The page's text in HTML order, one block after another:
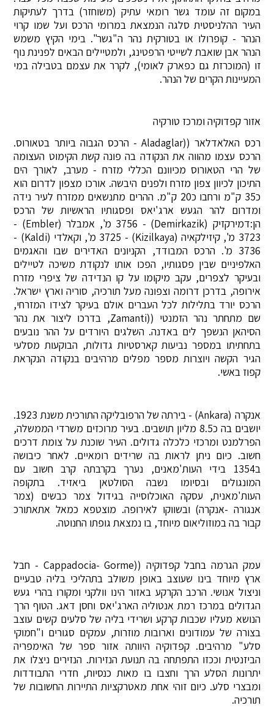
במקום זה עומד גשר רומאי עתיק (משוחזר) בדרך לעתיקות
העיר ההלניסטית סלגה הנמצאת במרומי הרכס ועל שמו קרוי
הנהר - קופרולו או בטורקית נהר ה"גשר". בימי הקיץ משמש
הנהר אבן שואבת לשייטי הרפטינג, ולמטיילים הבאים לפנינת נוף
זו (המוכרזת גם כפארק לאומי), לקרר את עצמם בטבילה במי
המעיינות הקרים של הנהר.
אזור קפדוקיה ומרכז טורקיה
רכס האלאדלאר ((Aladaglar - הרכס הגבוה ביותר בטאורוס.
הרכס עצמו מהווה את הנקודה בה פונה קשת הקימוט העצומה
של הרי הטאורוס מכיוונם הכללי מזרח - מערב, לאורך הים
התיכון לכיוון צפון מזרח ולפנים היבשה. אורכו מצפון לדרום הוא
כ35 ק"מ ורחבו כ20 ק"מ. ההרים מתנשאים ממזרח לעיר נידה
ומדרום להר הגעש ארג'יאס ופסגותיו הראשיות של הרכס
הן:דמירקזיק (Demirkazik) - 3756 מ', אמבלר (Embler) -
3723 מ', קיזילקאיה (Kizilkaya) - 3725 מ', וקאלדי (Kaldi) -
3736 מ'. הרכס המבודד, הקניונים האדירים שבו והאגמים
האלפיניים שבין פסגותיו, הפכו אותו לנקודת משיכה לטיילים
ובעיקר לצפרים, עקב מיקומו על קו הנדידה של ציפרי מזרח
אירופה, בדרכן דרומה וצפונה מעל תורכיה, סוריה וארץ ישראל.
הרכס יורד בתלילות לכל העברים אולם בעיקר לצידו המזרחי,
שם מתחתר נהר הזמנטי ((Zamanti, בדרכו ליצור את נהר
הסיהאן הנשפך לים באדנה. השלגים היורדים על ההר נובעים
בתחתיתו במספר נביעות קארסטיות גדולות, הבוקעות מסלעי
הגיר הקשה ויוצרות מספר מפלים מרהיבים בנקודה הנקראת
קפוז באשי.
אנקרה (Ankara) - בירתה של הרפובליקה התורכית משנת 1923.
יושבים בה כ8.5 מליון תושבים. בעיר מרוכזים משרדי הממשלה,
הפרלמנט ומרכזי כלכלה גדולים. העיר שוכנת על צומת דרכים
חשוב. כיום ניתן לראות בה שרידים רומאיים. לאחר כיבושה
ב1354 בידי העות'מאנים, נערך בקרבתה קרב חשוב עם
המונגולים ובסיומו נשבה הסולטאן ביאזיד. בתקופה
העות'מאנית, עסקה האוכלוסייה בגידול צמר כבשים (צמר
אנגורה -אנקרה) ובשווקו לאירופה. מוצטפא כמאל אתאתורכ
קבור בה במוזוליאום מיוחד, בו נמצאת גופתו החנוטה.
עמק הגרמה בחבל קפדוקיה ((Cappadocia- Gorme - חבל
ארץ מיוחד בינו שעוצב באופן משולב בתהליכי בליה טבעיים
וניצול אנושי. הרכב הקרקע באזור הינו וולקני ומקורו בהרי געש
הגדולים במרכז רמת אנטוליה הארג'יאס וחסן דאג. הטוף הרך
הנושא מעליו שכבות קרקע ושרידי בליה של סלעים קשים עוצב
בצורה של עמודונים וארובות מוזרות, עמקים סגורים ו"חמוקי
סלע" מרהיבים. קפדוקיה היוותה אזור ספר של האימפריה
הביזנטית וככזו התפתחה בה תנועת הנזירות. הנזירים ניצלו את
יתרונות הסלע הרך וחצבו בו מאות כנסיות, חדרי התבודדות
ומבצרי סלע. כיום זוהי אחת מאטרקציות התיירות החשובות של
תורכיה.